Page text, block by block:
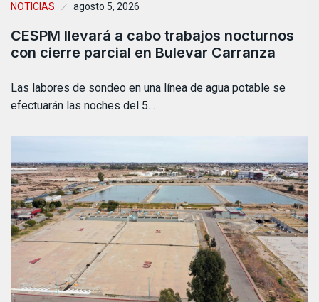
NOTICIAS agosto 5, 2026
CESPM llevará a cabo trabajos nocturnos
con cierre parcial en Bulevar Carranza
Las labores de sondeo en una línea de agua potable se
efectuarán las noches del 5…